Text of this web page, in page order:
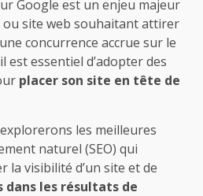
Google est un enjeu majeur
site web souhaitant attirer
concurrence accrue sur le
est essentiel d’adopter des
placer son site en tête de
les meilleures
naturel (SEO) qui
la visibilité d’un site et de
dans les résultats de